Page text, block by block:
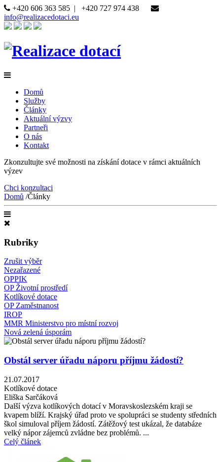
+420 606 363 585 |
+420 727 974 438
info@realizacedotaci.eu
Domů
Služby
Články
Aktuální výzvy
Partneři
O nás
Kontakt
Zkonzultujte své možnosti na získání dotace v rámci aktuálních
výzev
Chci konzultaci
Domů /Články
Rubriky
Zrušit výběr
Nezařazené
OPPIK
OP Životní prostředí
Kotlíkové dotace
OP Zaměstnanost
IROP
MMR Ministerstvo pro místní rozvoj
Nová zelená úsporám
Obstál server úřadu náporu příjmu žádostí?
21.07.2017
Kotlíkové dotace
Eliška Sarčáková
Další výzva kotlíkových dotací v Moravskoslezském kraji se
kvapem blíží. Krajský úřad proto ve spolupráci se studenty středních
škol simuloval příjem žádostí. Zátěžový test ukázal, že databáze
velký nápor zájemců zvládne bez problémů. ...
Celý článek